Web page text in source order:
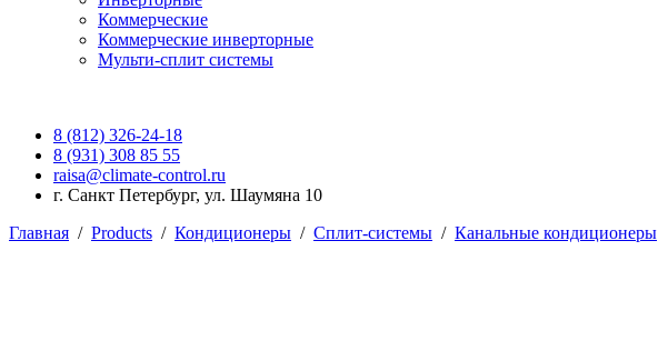
Коммерческие
Коммерческие инверторные
Мульти-сплит системы
8 (812) 326-24-18
8 (931) 308 85 55
raisa@climate-control.ru
г. Санкт Петербург, ул. Шаумяна 10
Главная / Products / Кондиционеры / Сплит-системы / Канальные кондиционеры